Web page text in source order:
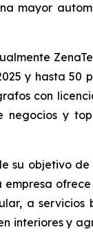
mayor
y hasta 50
con
y
su objetivo
a
interiores y